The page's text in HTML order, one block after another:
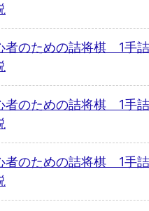
者のための詰将棋 1手
者のための詰将棋 1手
者のための詰将棋 1手